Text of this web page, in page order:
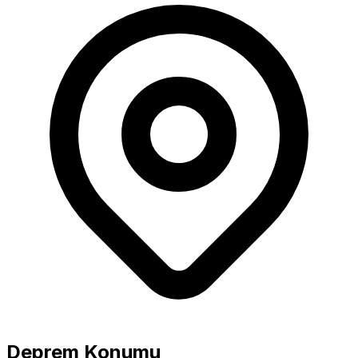
Deprem Konumu